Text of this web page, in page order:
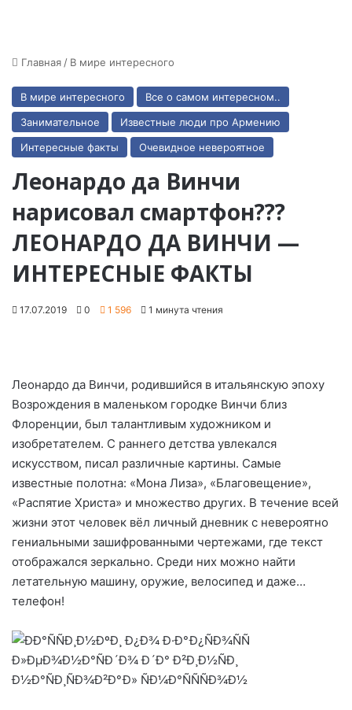
Главная / В мире интересного
В мире интересного
Все о самом интересном..
Занимательное
Известные люди про Армению
Интересные факты
Очевидное невероятное
Леонардо да Винчи
нарисовал смартфон???
ЛЕОНАРДО ДА ВИНЧИ —
ИНТЕРЕСНЫЕ ФАКТЫ
17.07.2019 0 1 596 1 минута чтения
Леонардо да Винчи, родившийся в итальянскую эпоху
Возрождения в маленьком городке Винчи близ
Флоренции, был талантливым художником и
изобретателем. С раннего детства увлекался
искусством, писал различные картины. Самые
известные полотна: «Мона Лиза», «Благовещение»,
«Распятие Христа» и множество других. В течение всей
жизни этот человек вёл личный дневник с невероятно
гениальными зашифрованными чертежами, где текст
отображался зеркально. Среди них можно найти
летательную машину, оружие, велосипед и даже…
телефон!